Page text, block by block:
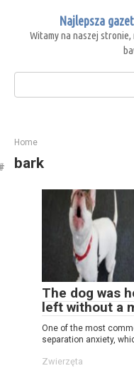
content
Najlepsza
Witamy na naszej stronie,
Search:
Home
bark
The dog was
left without a
One of the most
separation anxiety,
Zwierzęta